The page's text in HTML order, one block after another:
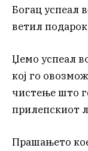
Богац успеал
ветил
Џемо успеал
кој го
чистење што
прилепскиот
Прашањето